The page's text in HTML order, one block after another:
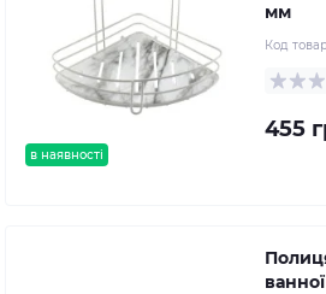
в наявності
мм
Код
455